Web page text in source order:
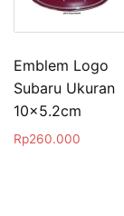
Emblem Logo
Subaru Ukuran
10×5.2cm
Rp260.000